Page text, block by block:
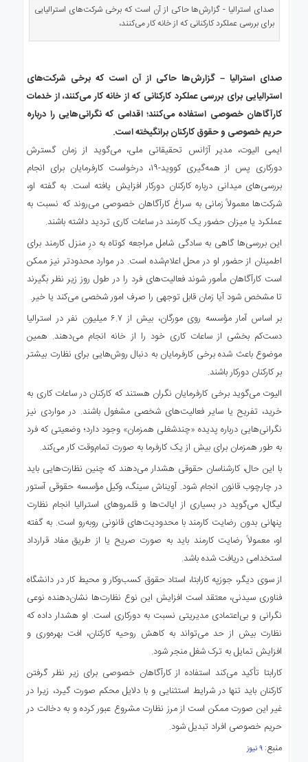
ارتباط
صدای استرالیا - گزارش‌ها حاکی از آن است که برخی شرکت‌های استرالیایی
برای بررسی عملکرد کارکنانی که از خانه کار می‌کنند،
صدای استرالیا – گزارش‌ها حاکی از آن است که برخی شرکت‌های
استرالیایی برای بررسی عملکرد کارکنانی که از خانه کار می‌کنند، از خدمات
کارآگاهان خصوصی استفاده می‌کنند؛ اقدامی که نگرانی‌هایی را درباره
حریم خصوصی و حقوق کارکنان برانگیخته است.
ایمی الیوت، مدیر آژانس تحقیقاتی ملی، می‌گوید از زمان گسترش
دورکاری پس از همه‌گیری کووید-۱۹، درخواست کارفرمایان برای انجام
بررسی‌های میدانی درباره کارکنان دورکار افزایش یافته است. به گفته او،
شرکت‌ها معمولاً زمانی به سراغ کارآگاهان خصوصی می‌روند که نسبت به
عملکرد یا میزان حضور یک کارمند در ساعات کاری تردید داشته باشند.
این بررسی‌ها گاهی به سادگی شامل مراجعه کوتاه به درِ منزل کارمند برای
اطمینان از حضور او در محل اعلام‌شده است. در موارد محدودتر نیز ممکن
است کارآگاهان مأمور شوند فعالیت‌های فرد را در طول روز زیر نظر بگیرند
تا مشخص شود آیا زمان قابل توجهی را صرف امور شخصی می‌کند یا خیر.
بر اساس آمار مؤسسه روی مورگان، بیش از ۶.۷ میلیون نفر در استرالیا
دست‌کم بخشی از ساعات کاری خود را از خانه انجام می‌دهند. همین
موضوع باعث شده برخی کارفرمایان به دنبال روش‌هایی برای نظارت بیشتر
بر کارکنان دورکار باشند.
الیوت می‌گوید برخی کارفرمایان نگران هستند که کارکنان در ساعات کاری به
خرید، تفریح یا سایر فعالیت‌های شخصی مشغول باشند. در مواردی نیز
نگرانی‌هایی درباره پدیده «چندشغلی همزمان» وجود دارد؛ وضعیتی که فرد
به طور همزمان برای بیش از یک کارفرما به صورت تمام‌وقت کار می‌کند.
با این حال، کارشناسان حقوقی هشدار می‌دهند که چنین نظارت‌هایی باید
در چارچوب قانون انجام شود. آویناش سینگ، وکیل مؤسسه حقوقی آستور
لیگال، می‌گوید در بسیاری از ایالت‌ها و قلمروهای استرالیا انجام نظارت
پنهانی بدون رضایت کارمند با محدودیت‌های قانونی روبه‌رو است. به گفته
او، معمولاً رضایت کارمند باید به صورت صریح یا از طریق مفاد قرارداد
استخدامی دریافت شده باشد.
از سوی دیگر، جوزپه کارابتا، استاد حقوق کسب‌وکار و محیط کار در دانشگاه
فناوری سیدنی، معتقد است افزایش این نوع نظارت‌ها نشان‌دهنده نوعی
نگرانی و بی‌اعتمادی مدیریتی نسبت به دورکاری است. او هشدار داده که
نظارت بیش از حد می‌تواند به کاهش روحیه کارکنان، افت بهره‌وری و
افزایش تمایل به ترک شغل منجر شود.
کارابتا تأکید می‌کند استفاده از کارآگاهان خصوصی برای زیر نظر گرفتن
کارکنان باید تنها در شرایط استثنایی و با دلایل محکم صورت گیرد، زیرا در
غیر این صورت ممکن است از مرز نظارت مشروع عبور کرده و به دخالت در
حریم خصوصی افراد تبدیل شود.
منبع: